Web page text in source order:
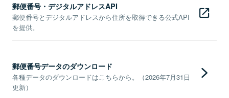
郵便番号・デジタルアドレスAPI
郵便番号とデジタルアドレスから住所を取得できる公式API
を提供。
郵便番号データのダウンロード
各種データのダウンロードはこちらから。（2026年7月31日
更新）